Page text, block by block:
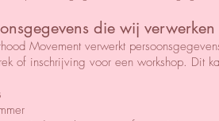
die wij verwerken
Movement verwerkt
of inschrijving voor een workshop. Dit